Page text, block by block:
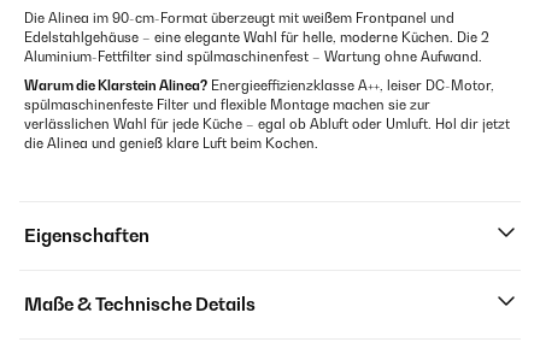
Die Alinea im 90-cm-Format überzeugt mit weißem Frontpanel und
Edelstahlgehäuse – eine elegante Wahl für helle, moderne Küchen. Die 2
Aluminium-Fettfilter sind spülmaschinenfest – Wartung ohne Aufwand.
Warum die Klarstein Alinea? Energieeffizienzklasse A++, leiser DC-Motor,
spülmaschinenfeste Filter und flexible Montage machen sie zur
verlässlichen Wahl für jede Küche – egal ob Abluft oder Umluft. Hol dir jetzt
die Alinea und genieß klare Luft beim Kochen.
Eigenschaften
Maße & Technische Details